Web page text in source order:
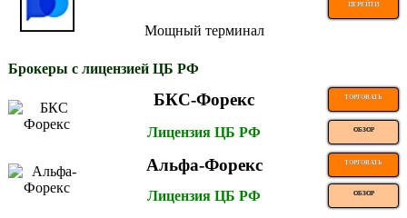
ПЕРЕЙТИ
Мощный терминал
Брокеры с лицензией ЦБ РФ
БКС-Форекс ТОРГОВАТЬ
Лицензия ЦБ РФ ОБЗОР
Альфа-Форекс ТОРГОВАТЬ
Лицензия ЦБ РФ ОБЗОР